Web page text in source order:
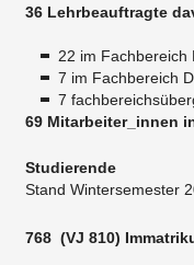
36 Lehrbeauftragte
22 im Fachbereich
7 im Fachbereich
7
69 Mitarbeiter_innen
Studierende
Stand Wintersemester
768 (VJ 810)